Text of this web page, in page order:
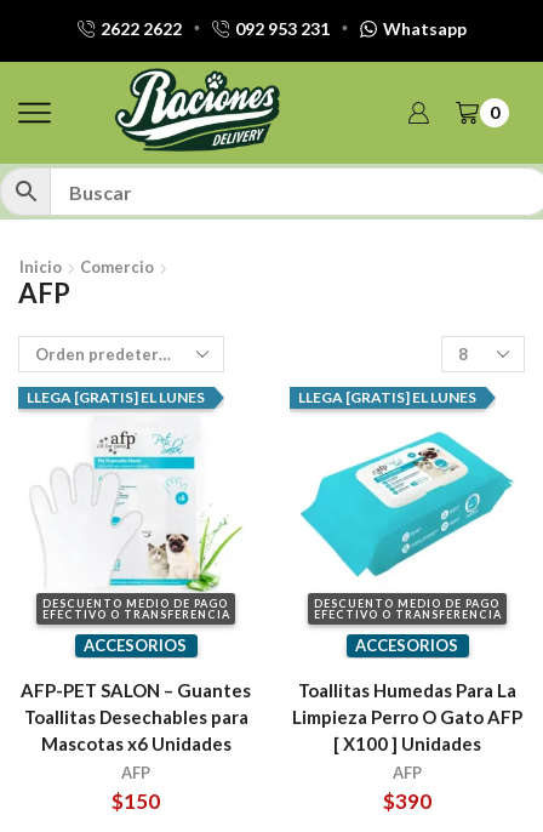
2622 2622 092 953 231 Whatsapp
0
Inicio Comercio
AFP
Productos
por
pagina
DESCUENTO MEDIO DE PAGO
EFECTIVO O TRANSFERENCIA
LLEGA [GRATIS] EL LUNES
ACCESORIOS
AFP-PET SALON – Guantes
Toallitas Desechables para
Mascotas x6 Unidades
AFP
$150
DESCUENTO MEDIO DE PAGO
EFECTIVO O TRANSFERENCIA
LLEGA [GRATIS] EL LUNES
ACCESORIOS
Toallitas Humedas Para La
Limpieza Perro O Gato AFP
[ X100 ] Unidades
AFP
$390